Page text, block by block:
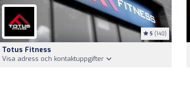
5 (140)
Totus Fitness
Visa adress och kontaktuppgifter